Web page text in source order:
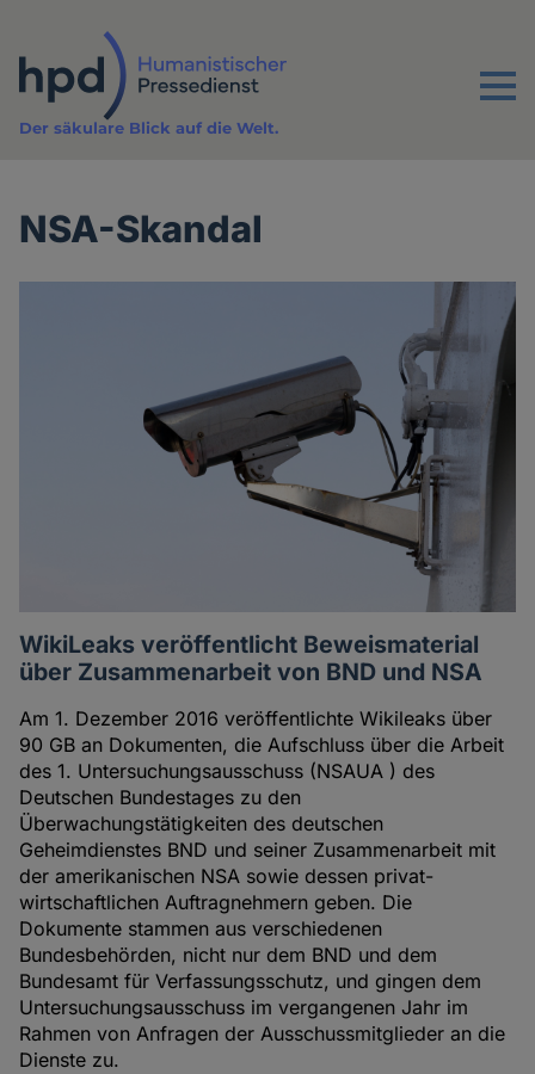
Inhalt
Menu
Der säkulare Blick auf die Welt.
NSA-Skandal
WikiLeaks veröffentlicht Beweismaterial
über Zusammenarbeit von BND und NSA
Am 1. Dezember 2016 veröffentlichte Wikileaks über
90 GB an Dokumenten, die Aufschluss über die Arbeit
des 1. Untersuchungsausschuss (NSAUA ) des
Deutschen Bundestages zu den
Überwachungstätigkeiten des deutschen
Geheimdienstes BND und seiner Zusammenarbeit mit
der amerikanischen NSA sowie dessen privat-
wirtschaftlichen Auftragnehmern geben. Die
Dokumente stammen aus verschiedenen
Bundesbehörden, nicht nur dem BND und dem
Bundesamt für Verfassungsschutz, und gingen dem
Untersuchungsausschuss im vergangenen Jahr im
Rahmen von Anfragen der Ausschussmitglieder an die
Dienste zu.